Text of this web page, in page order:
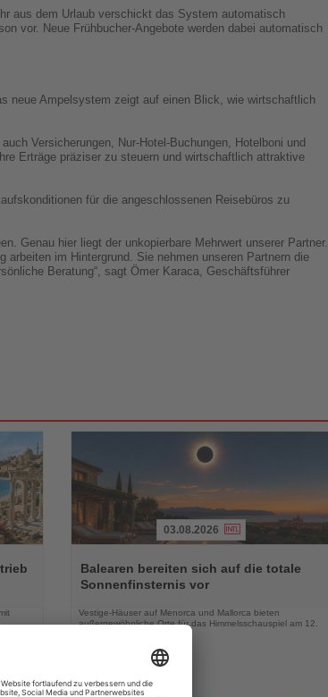
aus dem Urlaub verschickt das System automatisch
vor. Neue Frühbucher-Angebote werden dabei automatisch
neue Ampelsystem zeigt auf einen Blick, wie wirtschaftlich
Versicherungen, Nur-Hotel-Buchungen, Hotelboni und
Erträge präziser zu steuern und wirtschaftlich attraktive
für die angeschlossenen Reisebüros zu
Genau hier liegt der unkopierbare Mehrwert unserer Partner.
arbeiten im Hintergrund. Sie nehmen unseren Partnern die
Beratung“, sagt Ömer Karaca, Geschäftsführer
Sie
die
03.08.2026
Balearen bereiten sich auf die totale
Sonnenfinsternis vor
Vestige-Häuser auf Menorca und Mallorca bieten
außergewöhnliche Orte für das Himmelsschauspiel am 12.